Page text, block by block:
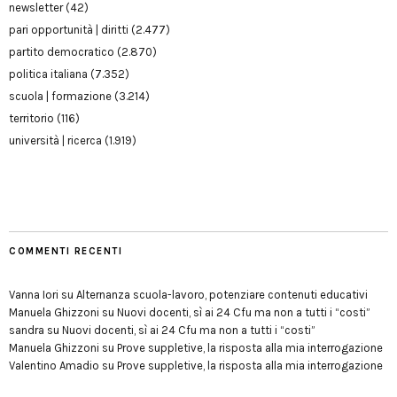
newsletter(42)
pari opportunità | diritti (2.477)
partito democratico (2.870)
politica italiana (7.352)
scuola | formazione (3.214)
territorio (116)
università | ricerca (1.919)
COMMENTI RECENTI
Vanna Iori su Alternanza scuola-lavoro, potenziare contenuti educativi
Manuela Ghizzoni su Nuovi docenti, sì ai 24 Cfu ma non a tutti i “costi”
sandra su Nuovi docenti, sì ai 24 Cfu ma non a tutti i “costi”
Manuela Ghizzoni su Prove suppletive, la risposta alla mia interrogazione
Valentino Amadio su Prove suppletive, la risposta alla mia interrogazione